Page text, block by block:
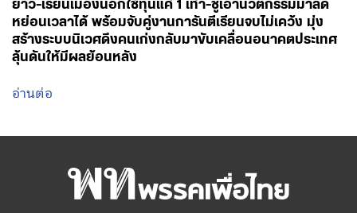
ยาว-เรียนเมืองนอกใช้ทุนแค่ 1 เท่า-ชูเอานวัตกรรมมาลด
หย่อนเวลาได้ พร้อมจับคู่งานการันตีเรียนจบไม่เคว้ง มุ่ง
สร้างระบบนิเวศดึงคนเก่งกลับมาขับเคลื่อนอนาคตประเทศ
ลุ้นดันให้มีผลย้อนหลัง
อ่านต่อ